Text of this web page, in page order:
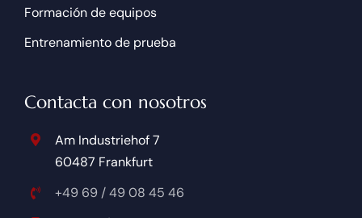
Formación de equipos
Entrenamiento de prueba
Contacta con nosotros
Am Industriehof 7
60487 Frankfurt
+49 69 / 49 08 45 46